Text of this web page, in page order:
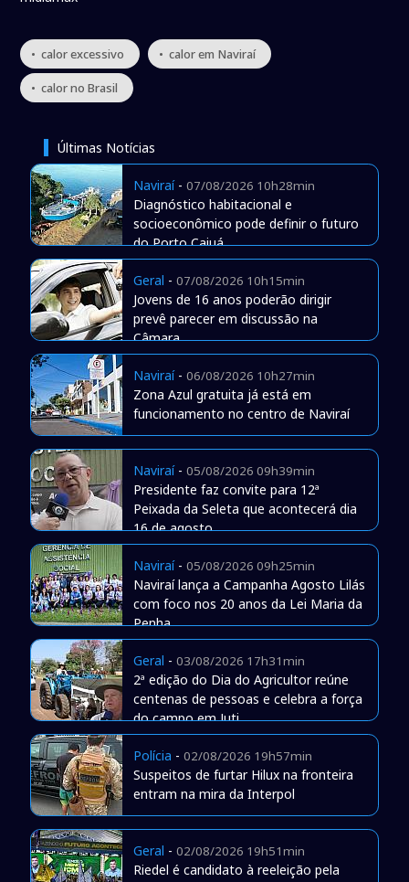
• calor excessivo • calor em Naviraí
• calor no Brasil
Últimas Notícias
Naviraí- 07/08/2026 10h28min
Diagnóstico habitacional e
socioeconômico pode definir o futuro
do Porto Caiuá
Geral - 07/08/2026 10h15min
Jovens de 16 anos poderão dirigir
prevê parecer em discussão na
Câmara
Naviraí- 06/08/2026 10h27min
Zona Azul gratuita já está em
funcionamento no centro de Naviraí
Naviraí- 05/08/2026 09h39min
Presidente faz convite para 12ª
Peixada da Seleta que acontecerá dia
16 de agosto
Naviraí- 05/08/2026 09h25min
Naviraí lança a Campanha Agosto Lilás
com foco nos 20 anos da Lei Maria da
Penha
Geral - 03/08/2026 17h31min
2ª edição do Dia do Agricultor reúne
centenas de pessoas e celebra a força
do campo em Juti
Polícia - 02/08/2026 19h57min
Suspeitos de furtar Hilux na fronteira
entram na mira da Interpol
Geral - 02/08/2026 19h51min
Riedel é candidato à reeleição pela